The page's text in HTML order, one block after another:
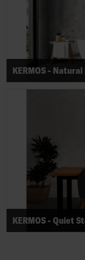
KERMOS -
KERMOS - Quiet